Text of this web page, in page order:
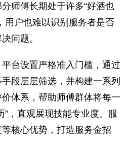
师傅长期处于许多“好酒也
用户也难以识别服务者是否
问题。
台设置严格准入门槛，通过
段层层筛选，并构建一系列
体系，帮助师傅群体将每一
”，直观展现技能专业度、服
核心优势，打造服务金招